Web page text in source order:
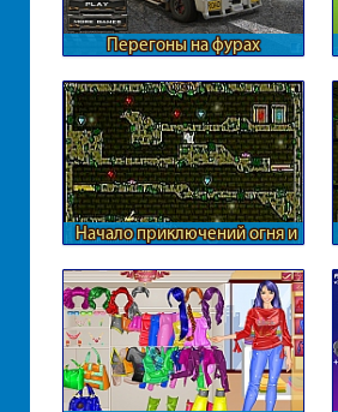
Перегоны на фурах
Начало приключений огня и